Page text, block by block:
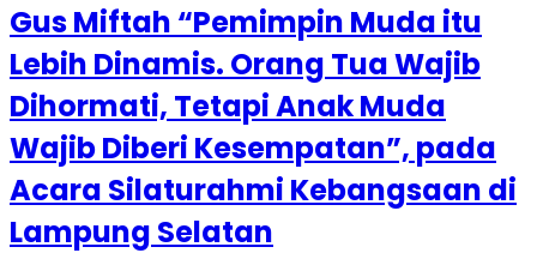
Gus Miftah “Pemimpin Muda itu
Lebih Dinamis. Orang Tua Wajib
Dihormati, Tetapi Anak Muda
Wajib Diberi Kesempatan”, pada
Acara Silaturahmi Kebangsaan di
Lampung Selatan